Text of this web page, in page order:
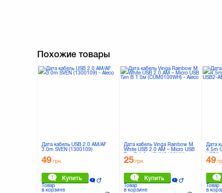
Похожие товары
Дата кабель USB 2.0 AM/AF
3.0m SVEN (1300109)
49 грн.
Купить
Товар
в корзине
Дата кабель Vinga Rainbow M
White USB 2.0 AM – Micro USB
Тип B 1.0м (CUM0100WH)
25 грн.
Купить
Товар
в корзине
Дата
4.5m
USB2-
49
Товар
в